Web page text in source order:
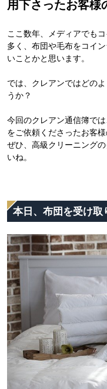
用下さったお客様
ここ数年、メディアでも
多く、布団や毛布をコイ
いことかと思います。
では、クレアンではどの
うか？
今回のクレアン通信簿で
をご依頼くださったお客
ぜひ、高級クリーニング
いね。
本日、布団を受け取